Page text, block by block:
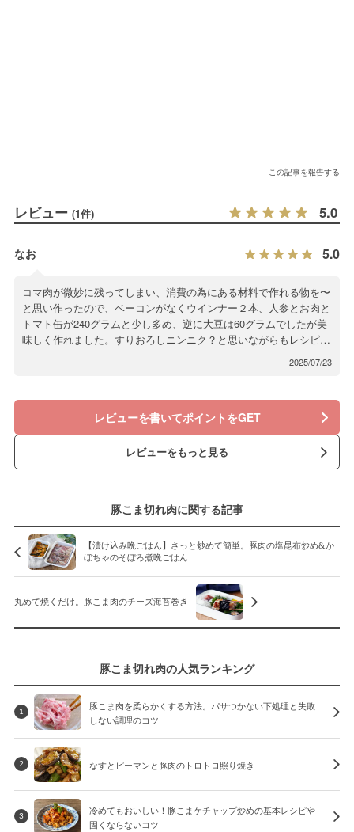
この記事を報告する
レビュー (1件) 5.0
なお 5.0
コマ肉が微妙に残ってしまい、消費の為にある材料で作れる物を〜
と思い作ったので、ベーコンがなくウインナー２本、人参とお肉と
トマト缶が240グラムと少し多め、逆に大豆は60グラムでしたが美
味しく作れました。すりおろしニンニク？と思いながらもレシピに
2025/07/23
レビューを書いてポイントをGET
レビューをもっと見る
豚こま切れ肉に関する記事
【漬け込み晩ごはん】さっと炒めて簡単。豚肉の塩昆布炒め&か
ぼちゃのそぼろ煮晩ごはん
丸めて焼くだけ。豚こま肉のチーズ海苔巻き
豚こま切れ肉の人気ランキング
1
豚こま肉を柔らかくする方法。パサつかない下処理と失敗
しない調理のコツ
2 なすとピーマンと豚肉のトロトロ照り焼き
3
冷めてもおいしい！豚こまケチャップ炒めの基本レシピや
固くならないコツ